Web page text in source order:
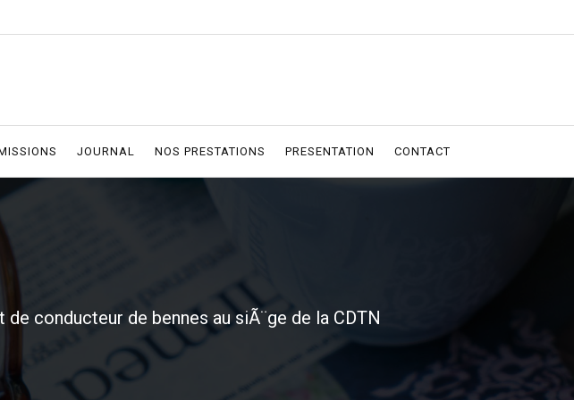
JOURNAL NOS PRESTATIONS PRESENTATION CONTACT
conducteur de bennes au siÃ¨ge de la CDTN